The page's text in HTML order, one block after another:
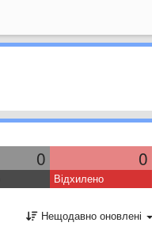
0 0
Відхилено
Нещодавно оновлені